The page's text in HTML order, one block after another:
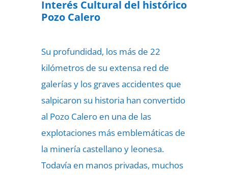
Interés Cultural del histórico
Pozo Calero
Su profundidad, los más de 22
kilómetros de su extensa red de
galerías y los graves accidentes que
salpicaron su historia han convertido
al Pozo Calero en una de las
explotaciones más emblemáticas de
la minería castellano y leonesa.
Todavía en manos privadas, muchos